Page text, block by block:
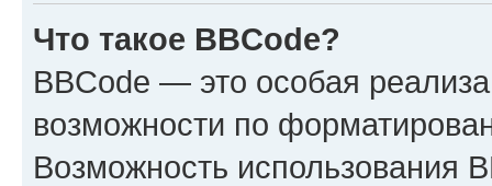
Что такое BBCode?
BBCode — это особая
возможности по
Возможность использования